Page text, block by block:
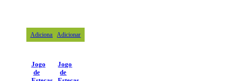
Adicionar
Jogo
de
Adicionar
Jogo
de